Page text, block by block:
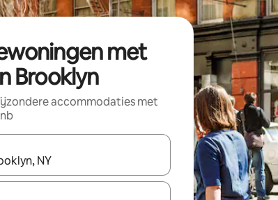
met
Brooklyn
accommodaties met
beschikbaar zijn, maak je een keuze met je de